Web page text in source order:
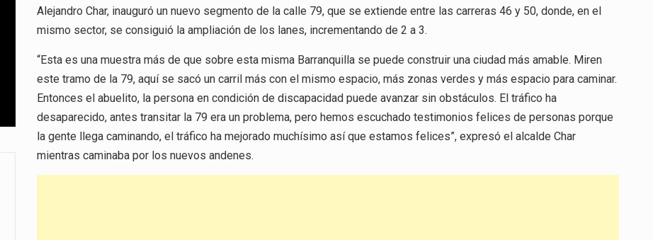
Alejandro Char, inauguró un nuevo segmento de la calle 79, que se extiende entre las carreras 46 y 50, donde, en el
mismo sector, se consiguió la ampliación de los lanes, incrementando de 2 a 3.
“Esta es una muestra más de que sobre esta misma Barranquilla se puede construir una ciudad más amable. Miren
este tramo de la 79, aquí se sacó un carril más con el mismo espacio, más zonas verdes y más espacio para caminar.
Entonces el abuelito, la persona en condición de discapacidad puede avanzar sin obstáculos. El tráfico ha
desaparecido, antes transitar la 79 era un problema, pero hemos escuchado testimonios felices de personas porque
la gente llega caminando, el tráfico ha mejorado muchísimo así que estamos felices”, expresó el alcalde Char
mientras caminaba por los nuevos andenes.